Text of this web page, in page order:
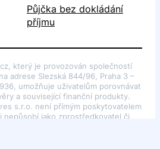
Půjčka bez dokládání
příjmu
který je provozován společností
adrese Slezská 844/96, Praha 3 –
umožňuje uživatelům porovnávat
a související finanční produkty.
s.r.o. není přímým poskytovatelem
nepůsobí jako zprostředkovatel či